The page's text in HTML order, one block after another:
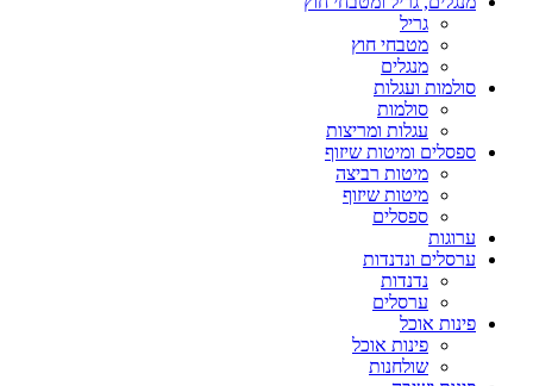
גריל
מטבחי חוץ
מנגלים
סולמות ועגלות
סולמות
עגלות ומריצות
ספסלים ומיטות שיזוף
מיטות רביצה
מיטות שיזוף
ספסלים
ערוגות
ערסלים ונדנדות
נדנדות
ערסלים
פינות אוכל
פינות אוכל
שולחנות